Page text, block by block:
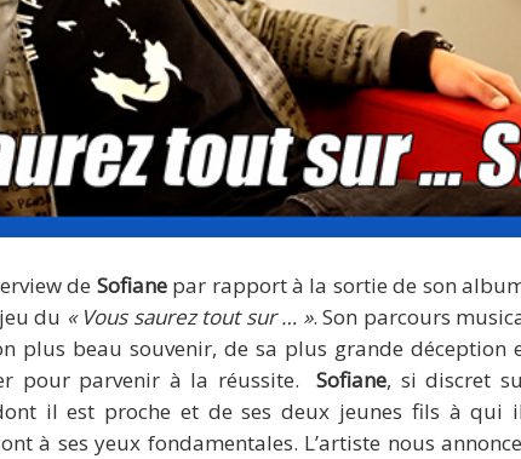
de Sofianepar rapport à la sortie de son
du « Vous saurez tout sur … ». Son parcours
plus beau souvenir, de sa plus grande déception
pour parvenir à la réussite.Sofiane, si discret
il est proche et de ses deux jeunes fils à qui
à ses yeux fondamentales. L’artiste nous